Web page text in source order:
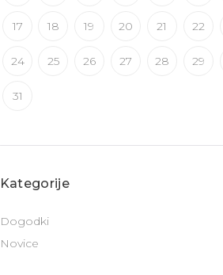
17 18 19 20 21 22
24 25 26 27 28 29
31
Kategorije
Dogodki
Novice